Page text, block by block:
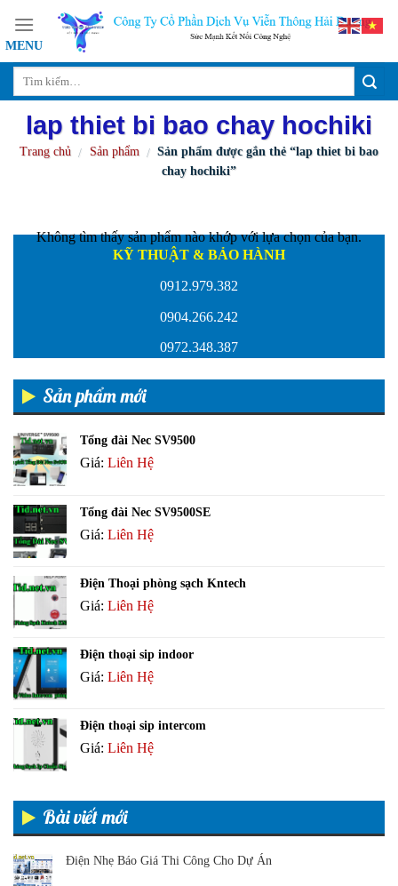
content
lap thiet bi bao chay hochiki
Trang chủ / Sản phẩm / Sản phẩm được gắn thẻ “lap thiet bi bao
chay hochiki”
KỸ THUẬT & BẢO HÀNH
0912.979.382
0904.266.242
0972.348.387
Sản phẩm mới
Tổng đài Nec SV9500
Giá: Liên Hệ
Tổng đài Nec SV9500SE
Giá: Liên Hệ
Điện Thoại phòng sạch Kntech
Giá: Liên Hệ
Điện thoại sip indoor
Giá: Liên Hệ
Điện thoại sip intercom
Giá: Liên Hệ
Bài viết mới
Điện Nhẹ Báo Giá Thi Công Cho Dự Án
Không tìm thấy sản phẩm nào khớp với lựa chọn của bạn.